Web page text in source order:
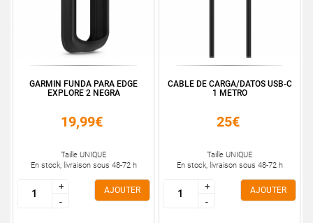
GARMIN FUNDA PARA EDGE
EXPLORE 2 NEGRA
19,99€
Taille UNIQUE
En stock, livraison sous 48-72 h
+
-
+
-
AJOUTER
CABLE DE CARGA/DATOS USB-C
1 METRO
25€
Taille UNIQUE
En stock, livraison sous 48-72 h
+
-
+
-
AJOUTER